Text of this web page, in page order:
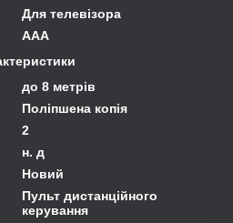
Для телевізора
AAA
до 8 метрів
Поліпшена копія
2
н. д
Новий
Пульт дистанційного
керування